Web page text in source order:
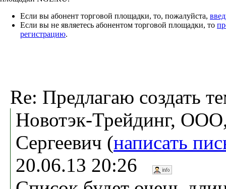
Если вы абонент торговой площадки, то, пожалуйста,
Если вы не являетесь абонентом торговой площадки, то
регистрацию.
Re: Предлагаю создать
Новотэк-Трейдинг,
Сергеевич (написать
20.06.13 20:26